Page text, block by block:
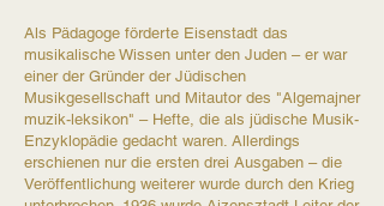
Als Pädagoge förderte Eisenstadt das
musikalische Wissen unter den Juden – er war
einer der Gründer der Jüdischen
Musikgesellschaft und Mitautor des "Algemajner
muzik-leksikon" – Hefte, die als jüdische Musik-
Enzyklopädie gedacht waren. Allerdings
erschienen nur die ersten drei Ausgaben – die
Veröffentlichung weiterer wurde durch den Krieg